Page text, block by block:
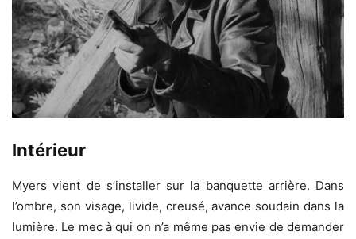
Intérieur
Myers vient de s’installer sur la banquette arrière. Dans
l’ombre, son visage, livide, creusé, avance soudain dans la
lumière. Le mec à qui on n’a même pas envie de demander